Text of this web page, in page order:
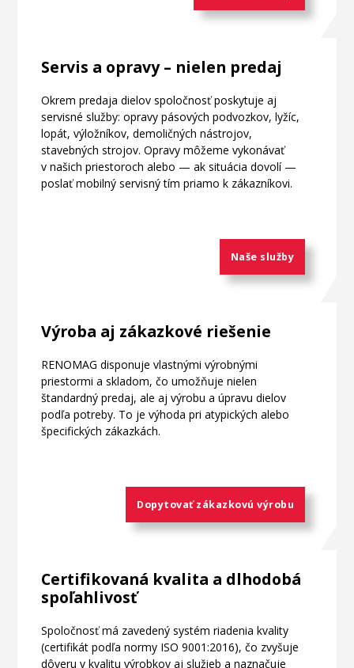
Servis a opravy – nielen predaj
Okrem predaja dielov spoločnosť poskytuje aj
servisné služby: opravy pásových podvozkov, lyžíc,
lopát, výložníkov, demoličných nástrojov,
stavebných strojov. Opravy môžeme vykonávať
v našich priestoroch alebo — ak situácia dovolí —
poslať mobilný servisný tím priamo k zákazníkovi.
Naše služby
Výroba aj zákazkové riešenie
RENOMAG disponuje vlastnými výrobnými
priestormi a skladom, čo umožňuje nielen
štandardný predaj, ale aj výrobu a úpravu dielov
podľa potreby. To je výhoda pri atypických alebo
špecifických zákazkách.
Dopytovať zákazkovú výrobu
Certifikovaná kvalita a dlhodobá
spoľahlivosť
Spoločnosť má zavedený systém riadenia kvality
(certifikát podľa normy ISO 9001:2016), čo zvyšuje
dôveru v kvalitu výrobkov aj služieb a naznačuje